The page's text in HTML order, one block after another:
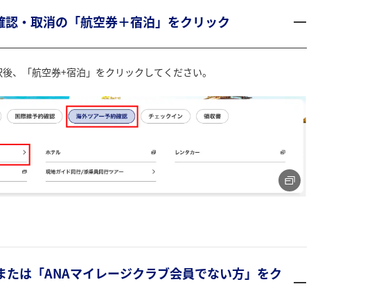
・取消の「航空券＋宿泊」をクリック
、「航空券+宿泊」をクリックしてください。
は「ANAマイレージクラブ会員でない方」をク